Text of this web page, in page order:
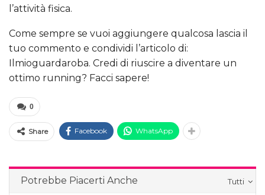
l’attività fisica.
Come sempre se vuoi aggiungere qualcosa lascia il
tuo commento e condividi l’articolo di:
Ilmioguardaroba. Credi di riuscire a diventare un
ottimo running? Facci sapere!
0
Share Facebook WhatsApp
Tutti
Potrebbe Piacerti Anche